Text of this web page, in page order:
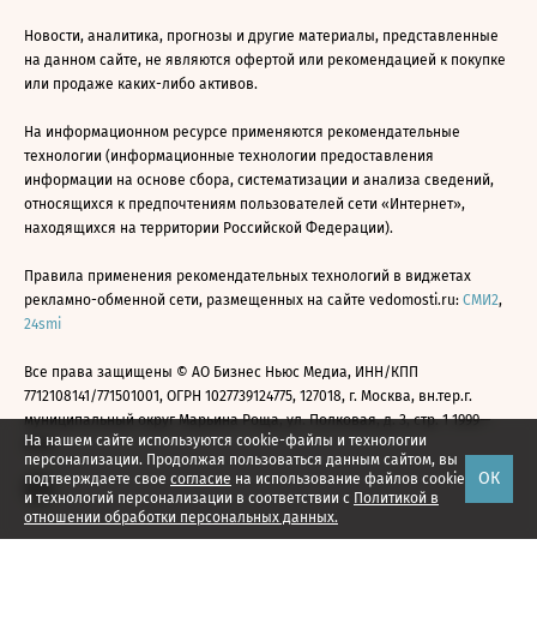
На нашем сайте используются cookie-файлы и технологии
персонализации. Продолжая пользоваться данным сайтом, вы
подтверждаете свое согласие на использование файлов cookie
и технологий персонализации в соответствии с Политикой в
отношении обработки персональных данных.
ОК
Новости, аналитика, прогнозы и другие материалы, представленные
на данном сайте, не являются офертой или рекомендацией к покупке
или продаже каких-либо активов.
На информационном ресурсе применяются рекомендательные
технологии (информационные технологии предоставления
информации на основе сбора, систематизации и анализа сведений,
относящихся к предпочтениям пользователей сети «Интернет»,
находящихся на территории Российской Федерации).
Правила применения рекомендательных технологий в виджетах
рекламно-обменной сети, размещенных на сайте vedomosti.ru: СМИ2,
24smi
Все права защищены © АО Бизнес Ньюс Медиа, ИНН/КПП
7712108141/771501001, ОГРН 1027739124775, 127018, г. Москва, вн.тер.г.
муниципальный округ Марьина Роща, ул. Полковая, д. 3, стр. 1 1999—
2026